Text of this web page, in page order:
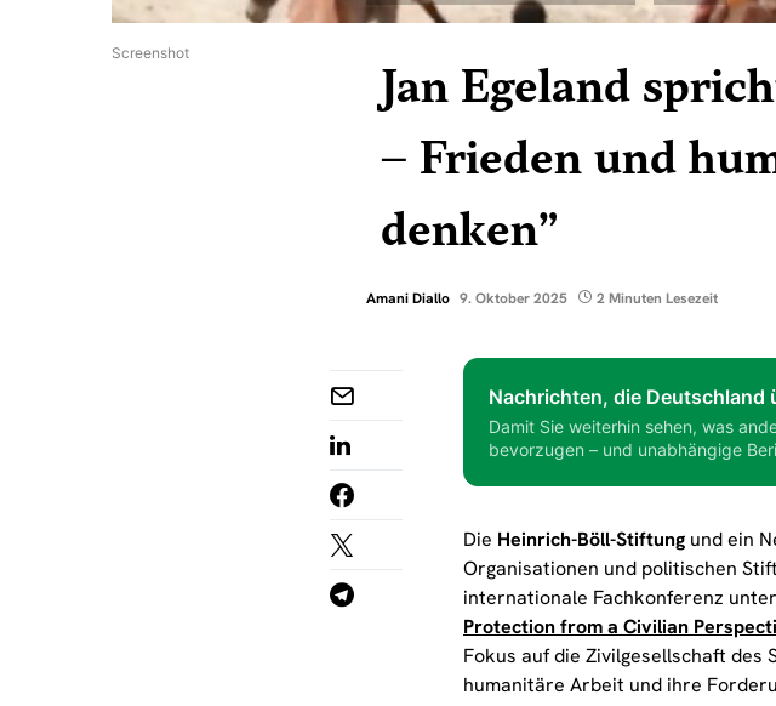
Screenshot
Jan Egeland
– Frieden und
denken”
Amani Diallo 9. Oktober 2025 2 Minuten Lesezeit
Nachrichten, die Deutschland
Damit Sie weiterhin sehen, was
bevorzugen – und unabhängige
Die Heinrich-Böll-Stiftung und ein
Organisationen und politischen
internationale Fachkonferenz
Protection from a Civilian
Fokus auf die Zivilgesellschaft
humanitäre Arbeit und ihre